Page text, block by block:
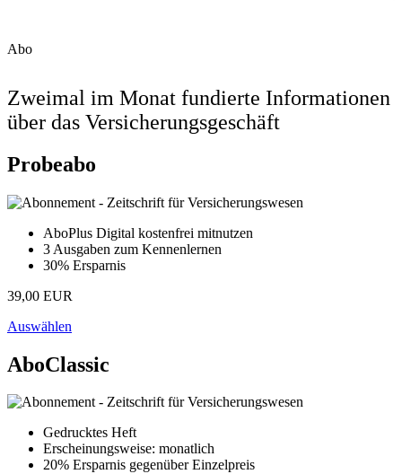
Abo
Zweimal im Monat fundierte Informationen
über das Versicherungsgeschäft
Probeabo
AboPlus Digital kostenfrei mitnutzen
3 Ausgaben zum Kennenlernen
30% Ersparnis
39,00 EUR
Auswählen
AboClassic
Gedrucktes Heft
Erscheinungsweise: monatlich
20% Ersparnis gegenüber Einzelpreis